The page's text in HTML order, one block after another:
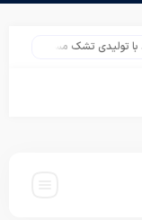
تشک مسافرتی در تهران